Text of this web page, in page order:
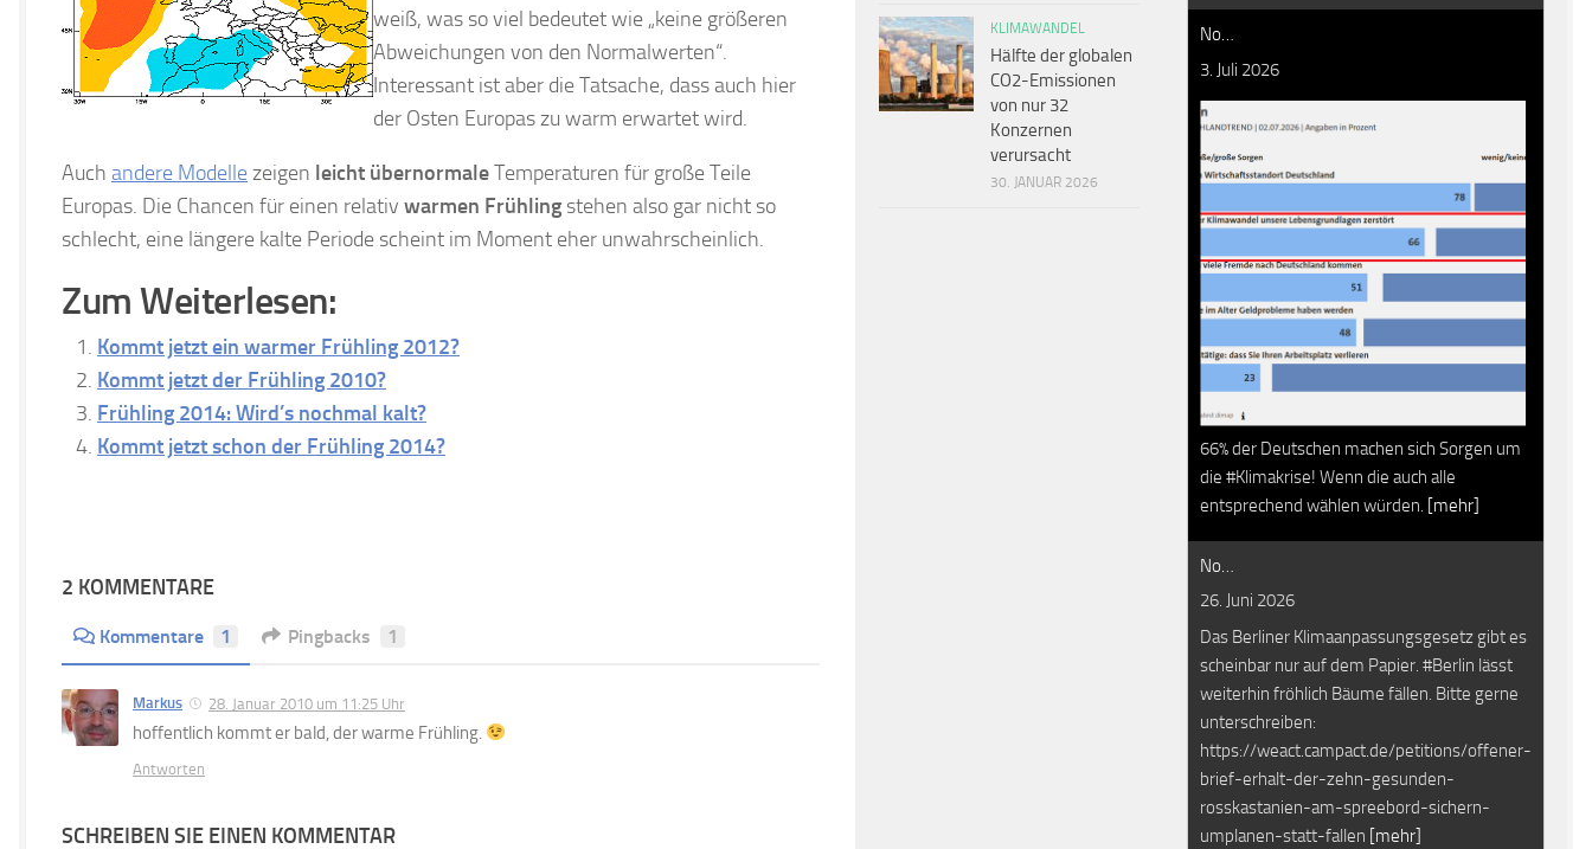
weiß, was so viel bedeutet wie „keine größeren
Abweichungen von den Normalwerten“.
Interessant ist aber die Tatsache, dass auch hier
der Osten Europas zu warm erwartet wird.
Auch andere Modellezeigen leicht übernormaleTemperaturen für große Teile
Europas. Die Chancen für einen relativ warmen Frühling stehen also gar nicht so
schlecht, eine längere kalte Periode scheint im Moment eher unwahrscheinlich.
Zum Weiterlesen:
Kommt jetzt ein warmer Frühling 2012?
Kommt jetzt der Frühling 2010?
Frühling 2014: Wird’s nochmal kalt?
Kommt jetzt schon der Frühling 2014?
2 KOMMENTARE
Kommentare 1 Pingbacks 1
Markus 28. Januar 2010 um 11:25 Uhr
hoffentlich kommt er bald, der warme Frühling.
Antworten
SCHREIBEN SIE EINEN KOMMENTAR
No…
3. Juli 2026
66% der Deutschen machen sich Sorgen um
die #Klimakrise! Wenn die auch alle
entsprechend wählen würden. [mehr]
No…
26. Juni 2026
Das Berliner Klimaanpassungsgesetz gibt es
scheinbar nur auf dem Papier. #Berlin lässt
weiterhin fröhlich Bäume fällen. Bitte gerne
unterschreiben:
https://weact.campact.de/petitions/offener-
brief-erhalt-der-zehn-gesunden-
rosskastanien-am-spreebord-sichern-
umplanen-statt-fallen [mehr]
KLIMAWANDEL
Hälfte der globalen
CO2-Emissionen
von nur 32
Konzernen
verursacht
30. JANUAR 2026